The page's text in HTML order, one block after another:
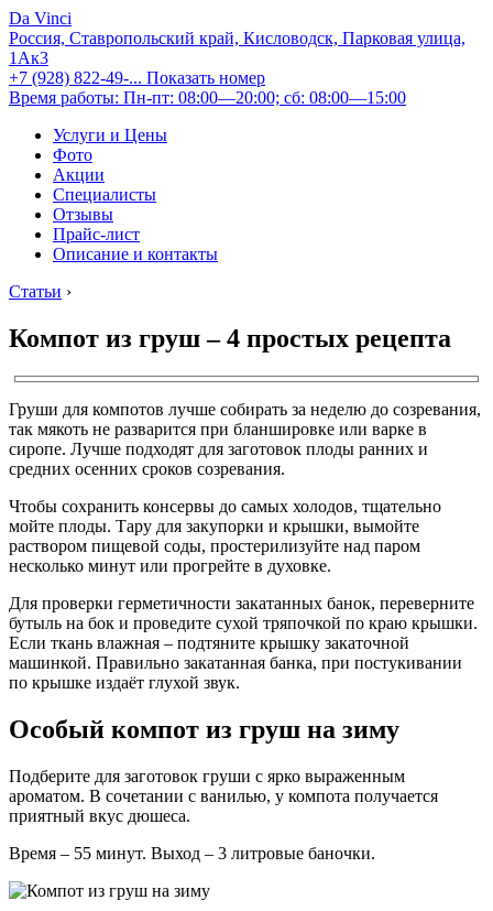
Da Vinci
Россия, Ставропольский край, Кисловодск, Парковая улица,
1Ак3
+7 (928) 822-49-... Показать номер
Время работы: Пн-пт: 08:00—20:00; сб: 08:00—15:00
Услуги и Цены
Фото
Акции
Специалисты
Отзывы
Прайс-лист
Описание и контакты
Статьи ›
Компот из груш – 4 простых рецепта
Груши для компотов лучше собирать за неделю до созревания,
так мякоть не разварится при бланшировке или варке в
сиропе. Лучше подходят для заготовок плоды ранних и
средних осенних сроков созревания.
Чтобы сохранить консервы до самых холодов, тщательно
мойте плоды. Тару для закупорки и крышки, вымойте
раствором пищевой соды, простерилизуйте над паром
несколько минут или прогрейте в духовке.
Для проверки герметичности закатанных банок, переверните
бутыль на бок и проведите сухой тряпочкой по краю крышки.
Если ткань влажная – подтяните крышку закаточной
машинкой. Правильно закатанная банка, при постукивании
по крышке издаёт глухой звук.
Особый компот из груш на зиму
Подберите для заготовок груши с ярко выраженным
ароматом. В сочетании с ванилью, у компота получается
приятный вкус дюшеса.
Время – 55 минут. Выход – 3 литровые баночки.